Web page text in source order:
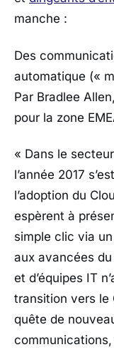
manche :
Des
automatique («
Par Bradlee
pour la zone
« Dans le
l’année 2017
l’adoption du
espèrent à
simple clic via
aux avancées
et d’équipes IT
transition vers le
quête de
communications,